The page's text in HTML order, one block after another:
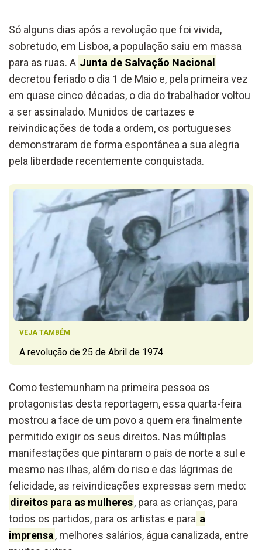
Só alguns dias após a revolução que foi vivida,
sobretudo, em Lisboa, a população saiu em massa
para as ruas. A Junta de Salvação Nacional
decretou feriado o dia 1 de Maio e, pela primeira vez
em quase cinco décadas, o dia do trabalhador voltou
a ser assinalado. Munidos de cartazes e
reivindicações de toda a ordem, os portugueses
demonstraram de forma espontânea a sua alegria
pela liberdade recentemente conquistada.
VEJA TAMBÉM
A revolução de 25 de Abril de 1974
Como testemunham na primeira pessoa os
protagonistas desta reportagem, essa quarta-feira
mostrou a face de um povo a quem era finalmente
permitido exigir os seus direitos. Nas múltiplas
manifestações que pintaram o país de norte a sul e
mesmo nas ilhas, além do riso e das lágrimas de
felicidade, as reivindicações expressas sem medo:
direitos para as mulheres, para as crianças, para
todos os partidos, para os artistas e para a
imprensa, melhores salários, água canalizada, entre